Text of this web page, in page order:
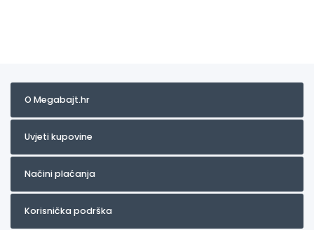
O Megabajt.hr
Uvjeti kupovine
Načini plaćanja
Korisnička podrška